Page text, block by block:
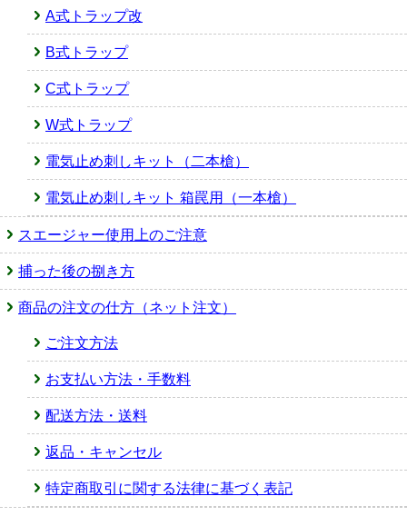
A式トラップ改
B式トラップ
C式トラップ
W式トラップ
電気止め刺しキット（二本槍）
電気止め刺しキット 箱罠用（一本槍）
スエージャー使用上のご注意
捕った後の捌き方
商品の注文の仕方（ネット注文）
ご注文方法
お支払い方法・手数料
配送方法・送料
返品・キャンセル
特定商取引に関する法律に基づく表記